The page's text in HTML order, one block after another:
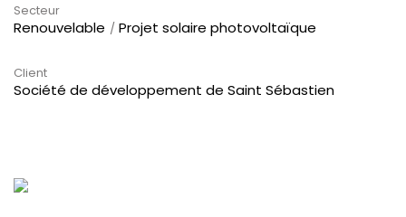
Secteur
Renouvelable Projet solaire photovoltaïque
Client
Société de développement de Saint Sébastien